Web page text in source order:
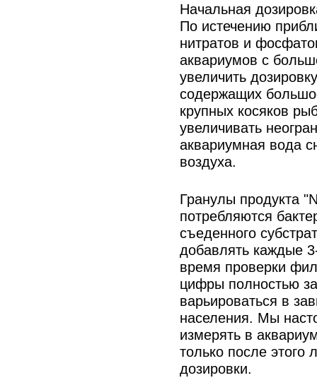
Начальная
По истечению
нитратов и
аквариумов с
увеличить
содержащих
крупных косяков
увеличивать
аквариумная вода
воздуха.
Гранулы продукта
потребляются
съеденного
добавлять каждые
время проверки
цифры полностью
варьироваться в
населения. Мы
измерять в
только после этого
дозировки.